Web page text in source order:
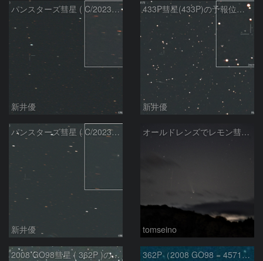
パンスターズ彗星 ( C/2023R1 ) ：2026/05/20
新井優
433P彗星(433P)の予報位置：2026/05/30
新井優
パンスターズ彗星 ( C/2023R1 ) ：2026/05/30
新井優
オールドレンズでレモン彗星11/9
tomseino
2008 GO98彗星 ( 362P )の予報位置：2025/09/25 362P（2008 GO98 = 457175）